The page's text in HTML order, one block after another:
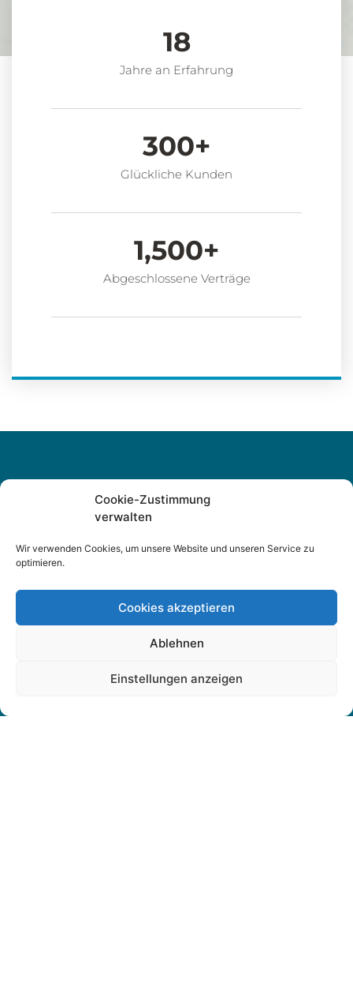
Cookie-Zustimmung
verwalten
Wir verwenden Cookies, um unsere Website und unseren Service zu
optimieren.
Cookies akzeptieren
Ablehnen
Einstellungen anzeigen
Jahre an Erfahrung
18
Glückliche Kunden
300+
Abgeschlossene Verträge
1,500+
Umfangfreich und kompetent
Entdecken Sie die
Leistungen
Ihr Partner in allen Versicherungs-, Finanzierungs-,